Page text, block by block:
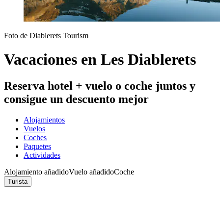
Foto de Diablerets Tourism
Vacaciones en Les Diablerets
Reserva hotel + vuelo o coche juntos y
consigue un descuento mejor
Alojamientos
Vuelos
Coches
Paquetes
Actividades
Alojamiento añadidoVuelo añadidoCoche
Turista